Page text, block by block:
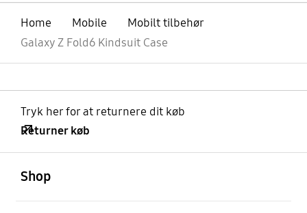
Home Mobile
Mobilt tilbehør
Galaxy Z Fold6 Kindsuit Case
Tryk her for at returnere dit køb
Returner køb
Shop